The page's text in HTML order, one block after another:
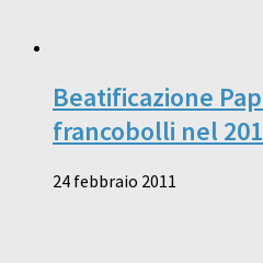
Beatificazione
francobolli nel
24 febbraio 2011